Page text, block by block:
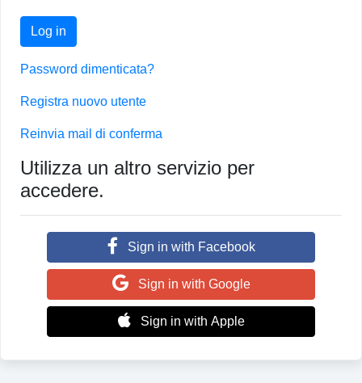
Log in
Password dimenticata?
Registra nuovo utente
Reinvia mail di conferma
Utilizza un altro servizio per
accedere.
Sign in with Facebook
Sign in with Google
Sign in with Apple